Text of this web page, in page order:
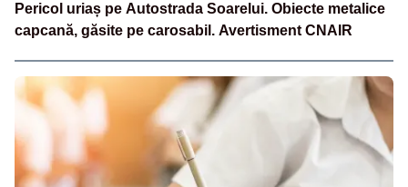
Pericol uriaș pe Autostrada Soarelui. Obiecte metalice
capcană, găsite pe carosabil. Avertisment CNAIR